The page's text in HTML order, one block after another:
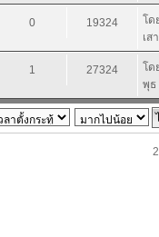
0 19324 โด
เส
1 27324 โด
พุธ